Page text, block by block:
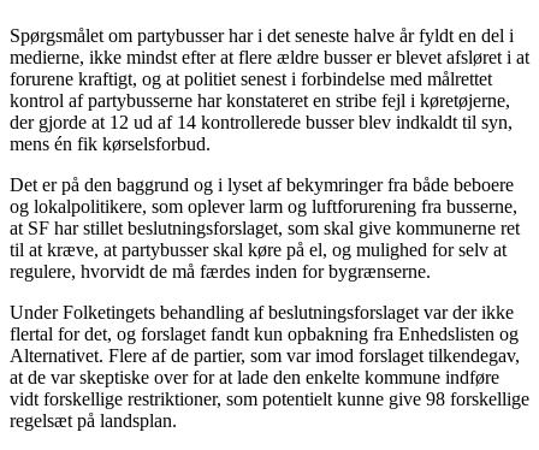
Spørgsmålet om partybusser har i det seneste halve år fyldt en del i
medierne, ikke mindst efter at flere ældre busser er blevet afsløret i at
forurene kraftigt, og at politiet senest i forbindelse med målrettet
kontrol af partybusserne har konstateret en stribe fejl i køretøjerne,
der gjorde at 12 ud af 14 kontrollerede busser blev indkaldt til syn,
mens én fik kørselsforbud.
Det er på den baggrund og i lyset af bekymringer fra både beboere
og lokalpolitikere, som oplever larm og luftforurening fra busserne,
at SF har stillet beslutningsforslaget, som skal give kommunerne ret
til at kræve, at partybusser skal køre på el, og mulighed for selv at
regulere, hvorvidt de må færdes inden for bygrænserne.
Under Folketingets behandling af beslutningsforslaget var der ikke
flertal for det, og forslaget fandt kun opbakning fra Enhedslisten og
Alternativet. Flere af de partier, som var imod forslaget tilkendegav,
at de var skeptiske over for at lade den enkelte kommune indføre
vidt forskellige restriktioner, som potentielt kunne give 98 forskellige
regelsæt på landsplan.